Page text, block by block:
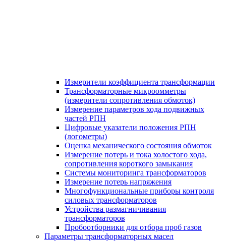
Измерители коэффициента трансформации
Трансформаторные микроомметры
(измерители сопротивления обмоток)
Измерение параметров хода подвижных
частей РПН
Цифровые указатели положения РПН
(логометры)
Оценка механического состояния обмоток
Измерение потерь и тока холостого хода,
сопротивления короткого замыкания
Системы мониторинга трансформаторов
Измерение потерь напряжения
Многофункциональные приборы контроля
силовых трансформаторов
Устройства размагничивания
трансформаторов
Пробоотборники для отбора проб газов
Параметры трансформаторных масел